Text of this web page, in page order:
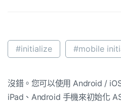
#initialize #mobile
沒錯。您可以使用 Android /
iPad、Android 手機來初始化